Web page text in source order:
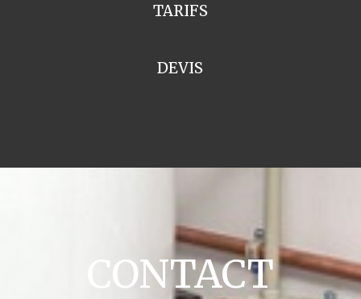
TARIFS
DEVIS
CONTACT